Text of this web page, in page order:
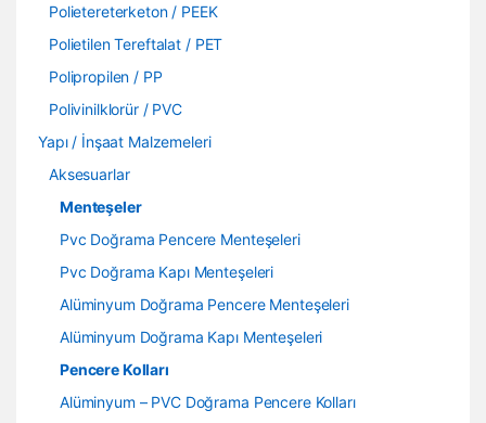
Polietereterketon / PEEK
Polietilen Tereftalat / PET
Polipropilen / PP
Polivinilklorür / PVC
Yapı / İnşaat Malzemeleri
Aksesuarlar
Menteşeler
Pvc Doğrama Pencere Menteşeleri
Pvc Doğrama Kapı Menteşeleri
Alüminyum Doğrama Pencere Menteşeleri
Alüminyum Doğrama Kapı Menteşeleri
Pencere Kolları
Alüminyum – PVC Doğrama Pencere Kolları